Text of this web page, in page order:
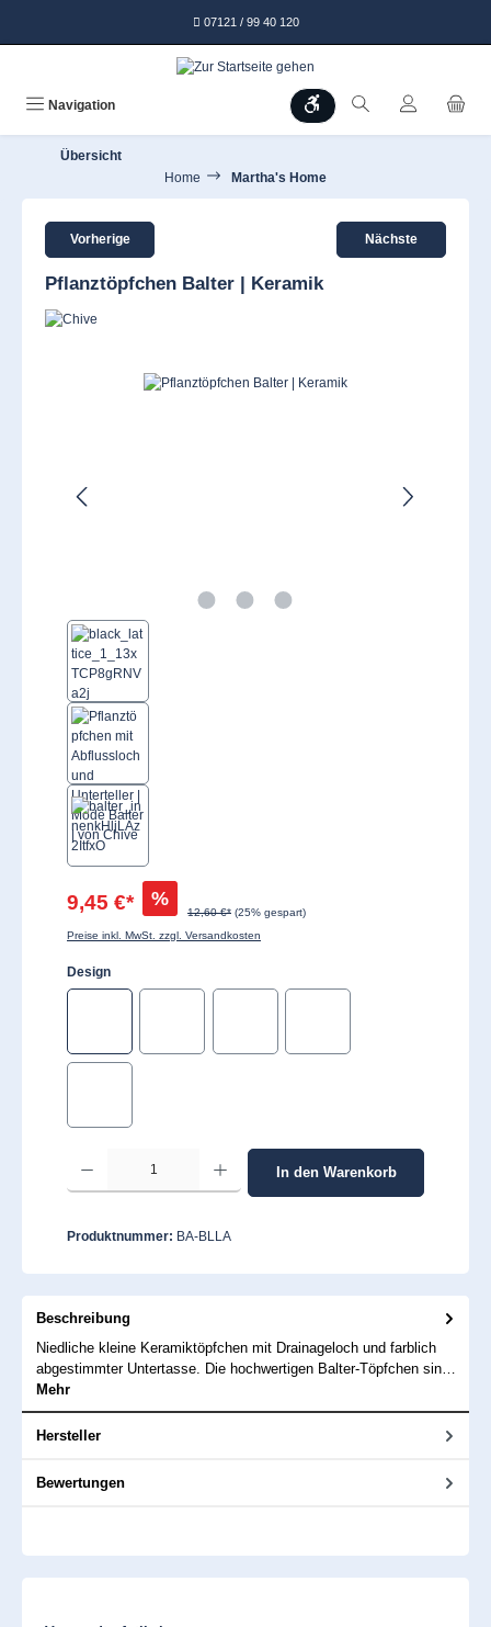
07121 / 99 40 120
Navigation Werkzeugleiste anzeigen
Übersicht
Home
Martha's Home
Vorherige Nächste
Pflanztöpfchen Balter | Keramik
Bildergalerie überspringen
9,45 €* %
12,60 €* (25% gespart)
Preise inkl. MwSt. zzgl. Versandkosten
Designauswählen
Produkt Anzahl: Gib den gewünschten Wert ein oder benutze die Schaltflächen
In den Warenkorb
Produktnummer: BA-BLLA
Beschreibung
Niedliche kleine Keramiktöpfchen mit Drainageloch und farblich
abgestimmter Untertasse. Die hochwertigen Balter-Töpfchen sin…
Mehr
Hersteller
Bewertungen